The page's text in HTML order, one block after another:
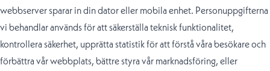
webbserver sparar in din dator eller mobila enhet. Personuppgifterna
vi behandlar används för att säkerställa teknisk funktionalitet,
kontrollera säkerhet, upprätta statistik för att förstå våra besökare och
förbättra vår webbplats, bättre styra vår marknadsföring, eller